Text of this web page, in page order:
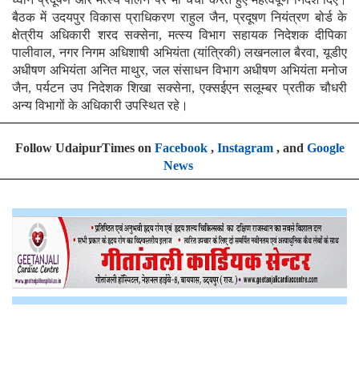
बैठक में उदयपुर विकास प्राधिकरण राहुल जैन, प्रदूषण नियंत्रण बोर्ड के
क्षेत्रीय अधिकारी शरद सक्सेना, मत्स्य विभाग सहायक निदेशक दीपिका
पालीवाल, नगर निगम अधिशाषी अभियंता (यांत्रिकी) लखनलाल बैरवा, यूडीए
अधीषण अभियंता अनित माथुर, जल संसाधन विभाग अधीषण अभियंता मनोज
जैन, पर्यटन उप निदेशक शिखा सक्सेना, एक्सईएन सलूम्बर प्रतीक चौधरी
अन्य विभागों के अधिकारी उपस्थित रहे।
Follow UdaipurTimes on Facebook, Instagram, and Google
News